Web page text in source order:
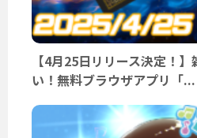
【4月25日リリース決定！
い！無料ブラウザアプリ「...